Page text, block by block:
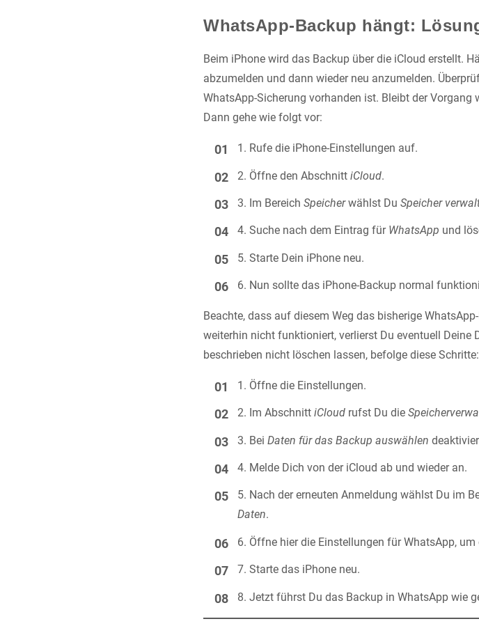
WhatsApp-Backup hängt:
Beim iPhone wird das Backup über die iCloud erstellt.
abzumelden und dann wieder neu anzumelden.
WhatsApp-Sicherung vorhanden ist. Bleibt der Vorgang
Dann gehe wie folgt vor:
Rufe die iPhone-Einstellungen auf.
Öffne den AbschnittiCloud.
Im BereichSpeicherwählst DuSpeicher
Suche nach dem Eintrag für WhatsApp und
Starte Dein iPhone neu.
Nun sollte das iPhone-Backup normal
Beachte, dass auf diesem Weg das bisherige
weiterhin nicht funktioniert, verlierst Du eventuell Deine
beschrieben nicht löschen lassen, befolge diese Schritte:
Öffne die Einstellungen.
Im AbschnittiCloud rufst Du die
BeiDaten für das Backup auswählen
Melde Dich von der iCloud ab und wieder an.
Nach der erneuten Anmeldung wählst Du im
Daten.
Öffne hier die Einstellungen für WhatsApp,
Starte das iPhone neu.
Jetzt führst Du das Backup in WhatsApp wie